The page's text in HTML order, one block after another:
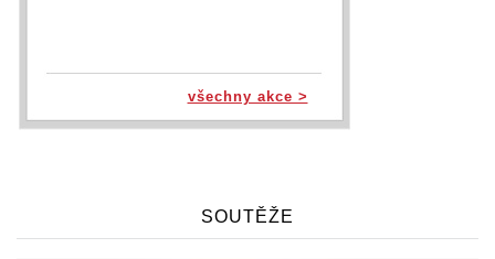
všechny akce >
SOUTĚŽE